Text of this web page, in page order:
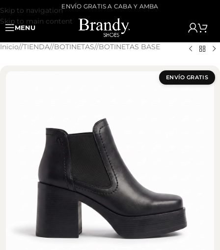
Skip to navigation
Skip to main content
ENVÍO GRATIS A CABA Y AMBA
MENU
Inicio/ TIENDA/ BOTINETAS/ BOTINETAS BASE
ENVÍO GRATIS